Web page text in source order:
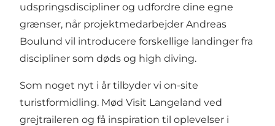
udspringsdiscipliner og udfordre dine egne
grænser, når projektmedarbejder Andreas
Boulund vil introducere forskellige landinger fra
discipliner som døds og high diving.
Som noget nyt i år tilbyder vi on-site
turistformidling. Mød Visit Langeland ved
grejtraileren og få inspiration til oplevelser i